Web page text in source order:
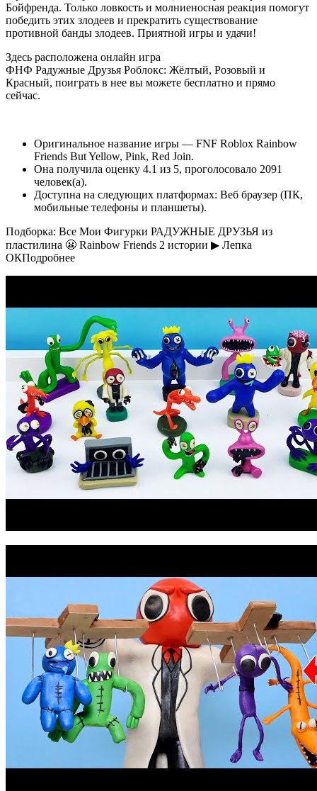
Бойфренда. Только ловкость и молниеносная реакция помогут
победить этих злодеев и прекратить существование
противной банды злодеев. Приятной игры и удачи!
Здесь расположена онлайн игра
ФНФ Радужные Друзья Роблокс: Жёлтый, Розовый и
Красный, поиграть в нее вы можете бесплатно и прямо
сейчас.
Оригинальное название игры — FNF Roblox Rainbow
Friends But Yellow, Pink, Red Join.
Она получила оценку 4.1 из 5, проголосовало 2091
человек(а).
Доступна на следующих платформах: Веб браузер (ПК,
мобильные телефоны и планшеты).
Подборка: Все Мои Фигурки РАДУЖНЫЕ ДРУЗЬЯ из
пластилина 😬 Rainbow Friends 2 истории ▶ Лепка
ОКПодробнее